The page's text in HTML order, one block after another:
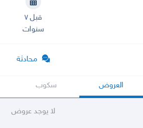
قبل ٧
سنوات
محادثة
العروض سكوب
لا يوجد عروض